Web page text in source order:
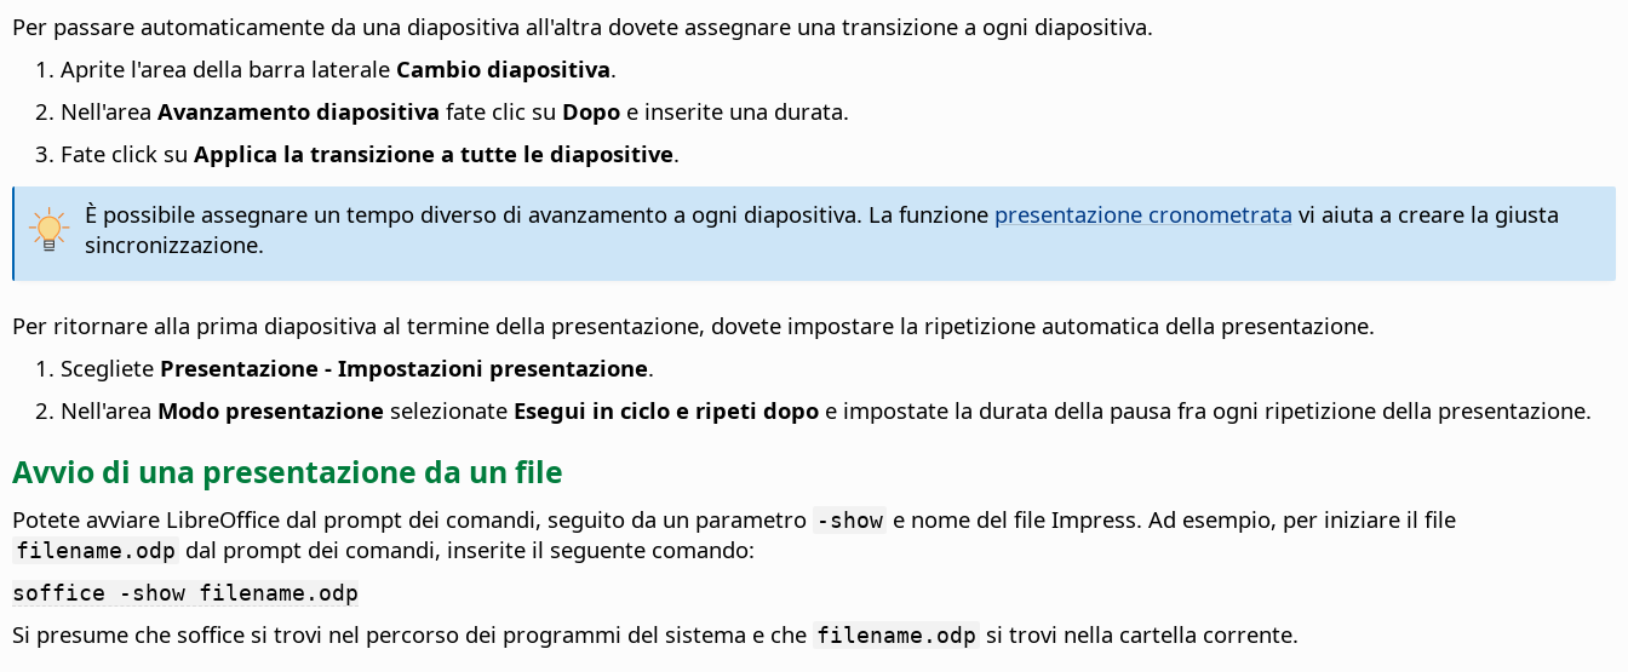
Per passare automaticamente da una diapositiva all'altra dovete assegnare una transizione a ogni diapositiva.
Aprite l'area della barra laterale Cambio diapositiva.
Nell'area Avanzamento diapositiva fate clic su Dopo e inserite una durata.
Fate click su Applica la transizione a tutte le diapositive.
È possibile assegnare un tempo diverso di avanzamento a ogni diapositiva. La funzione presentazione cronometrata vi aiuta a creare la giusta
sincronizzazione.
Per ritornare alla prima diapositiva al termine della presentazione, dovete impostare la ripetizione automatica della presentazione.
Scegliete Presentazione - Impostazioni presentazione.
Nell'area Modo presentazione selezionate Esegui in ciclo e ripeti dopo e impostate la durata della pausa fra ogni ripetizione della presentazione.
Avvio di una presentazione da un file
Potete avviare LibreOffice dal prompt dei comandi, seguito da un parametro -show e nome del file Impress. Ad esempio, per iniziare il file
filename.odp dal prompt dei comandi, inserite il seguente comando:
soffice -show filename.odp
Si presume che soffice si trovi nel percorso dei programmi del sistema e che filename.odp si trovi nella cartella corrente.